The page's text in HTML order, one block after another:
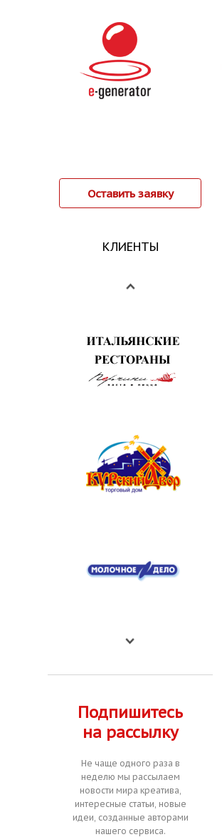
Оставить заявку
КЛИЕНТЫ
Подпишитесь
на рассылку
Не чаще одного раза в
неделю мы рассылаем
новости мира креатива,
интересные статьи, новые
идеи, созданные авторами
нашего сервиса.